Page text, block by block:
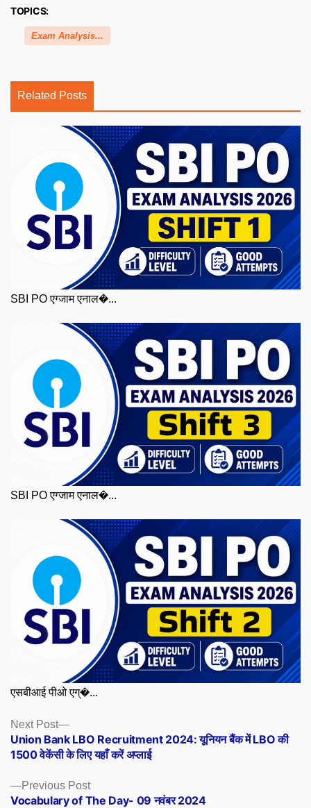
TOPICS:
Exam Analysis...
Related Posts
SBI PO एग्जाम एनाल�...
SBI PO एग्जाम एनाल�...
एसबीआई पीओ एग्�...
Posts
navigation
Previous PostPrevious
post:
Vocabulary of The Day- 09 नवंबर 2024
Next Post
Next
post:
Union Bank LBO Recruitment 2024: यूनियन बैंक में LBO की
1500 वेकेंसी के लिए यहाँ करें अप्लाई